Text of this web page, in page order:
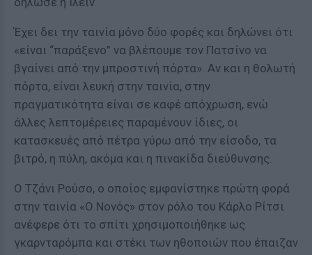
Έχει δει την ταινία μόνο δύο φορές και δηλώνει ότι
«είναι “παράξενο” να βλέπουμε τον Πατσίνο να
βγαίνει από την μπροστινή πόρτα». Αν και η θολωτή
πόρτα, είναι λευκή στην ταινία, στην
πραγματικότητα είναι σε καφέ απόχρωση, ενώ
άλλες λεπτομέρειες παραμένουν ίδιες, οι
κατασκευές από πέτρα γύρω από την είσοδο, τα
βιτρό, η πύλη, ακόμα και η πινακίδα διεύθυνσης.
Ο Τζάνι Ρούσο, ο οποίος εμφανίστηκε πρώτη φορά
στην ταινία «Ο Νονός» στον ρόλο του Κάρλο Ρίτσι
ανέφερε ότι το σπίτι χρησιμοποιήθηκε ως
γκαρνταρόμπα και στέκι των ηθοποιών που έπαιζαν